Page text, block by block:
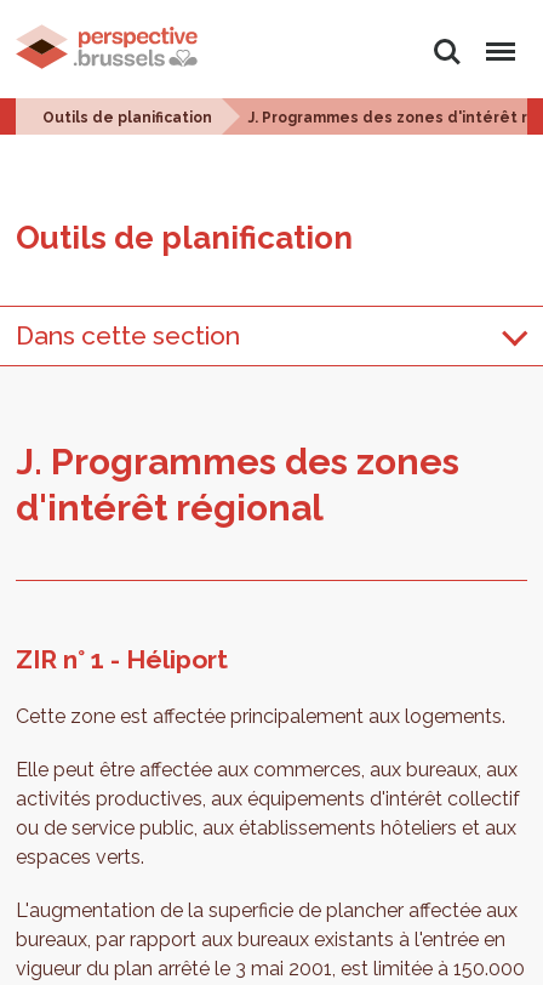
Rechercher
Menu
Outils de planification J. Programmes des zones d'intérêt
Outils de pla­ni­fi­ca­tion
Dans cette section
J. Pro­grammes des zones
d'in­té­rêt régio­nal
ZIR n° 1 - Héliport
Cette zone est affectée principalement aux logements.
Elle peut être affectée aux commerces, aux bureaux, aux
activités productives, aux équipements d'intérêt collectif
ou de service public, aux établissements hôteliers et aux
espaces verts.
L'augmentation de la superficie de plancher affectée aux
bureaux, par rapport aux bureaux existants à l'entrée en
vigueur du plan arrêté le 3 mai 2001, est limitée à 150.000